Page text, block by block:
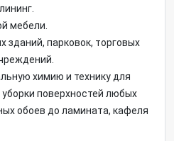
мебели.
зданий, парковок, торговых
химию и технику для
поверхностей любых
обоев до ламината, кафеля